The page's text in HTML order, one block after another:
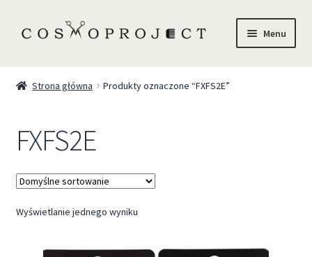
Menu
Trychologia
O Nas
Szkolenia
Strona główna Produkty oznaczone “FXFS2E”
FXFS2E
Wyświetlanie jednego wyniku